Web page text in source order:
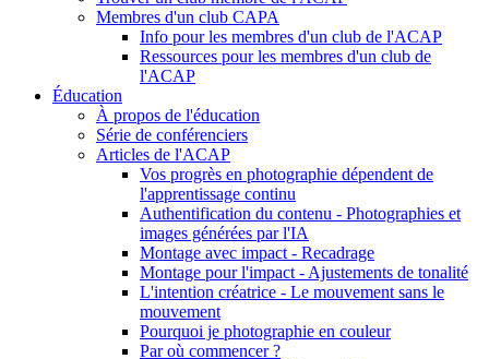
Membres d'un club CAPA
Info pour les membres d'un club de l'ACAP
Ressources pour les membres d'un club de
l'ACAP
Éducation
À propos de l'éducation
Série de conférenciers
Articles de l'ACAP
Vos progrès en photographie dépendent de
l'apprentissage continu
Authentification du contenu - Photographies et
images générées par l'IA
Montage avec impact - Recadrage
Montage pour l'impact - Ajustements de tonalité
L'intention créatrice - Le mouvement sans le
mouvement
Pourquoi je photographie en couleur
Par où commencer ?